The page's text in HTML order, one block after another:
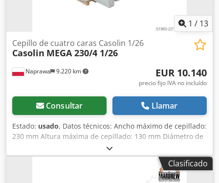
1 / 13
Naprawa 9.220 km
Cepillo de cuatro caras Casolin 1/26
Casolin MEGA 230/4 1/26
EUR 10.140
precio fijo IVA no incluído
Consultar Llamar
Estado: usado, Datos técnicos: Ancho máximo de cepillado:
230 mm Altura máxima de cepillado: 130 mm Diámetro de
los husillos: 40 mm Número de husillos: 4 Disposición de
los husillos: inferior, derecho, izquierdo, superior Número
de rodillos superiores de acero para alimentación: 3
Número de rodillos superiores de goma para alimentación:
Clasificado